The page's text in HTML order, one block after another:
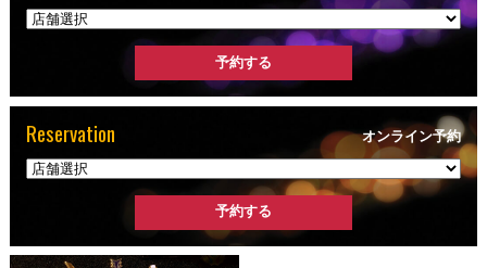
Reservation オンライン予約